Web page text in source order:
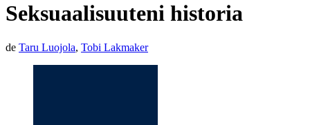
Seksuaalisuuteni historia
de Taru Luojola, Tobi Lakmaker